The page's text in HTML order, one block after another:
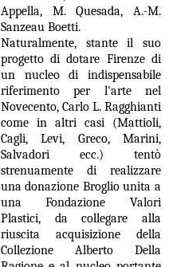
Appella, M. Quesada, A.-M.
Sanzeau Boetti.
Naturalmente, stante il suo
progetto di dotare Firenze di
un nucleo di indispensabile
riferimento per l'arte nel
Novecento, Carlo L. Ragghianti
come in altri casi (Mattioli,
Cagli, Levi, Greco, Marini,
Salvadori ecc.) tentò
strenuamente di realizzare
una donazione Broglio unita a
una Fondazione Valori
Plastici, da collegare alla
riuscita acquisizione della
Collezione Alberto Della